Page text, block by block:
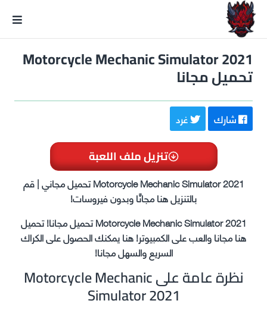
Motorcycle Mechanic Simulator 2021
تحميل مجانا
شارك غرد
تنزيل ملف اللعبة
Motorcycle Mechanic Simulator 2021 تحميل مجاني | قم
بالتنزيل هنا مجانًا وبدون فيروسات!
Motorcycle Mechanic Simulator 2021 تحميل مجانا! تحميل
هنا مجانا والعب على الكمبيوتر! هنا يمكنك الحصول على الكراك
السريع والسهل مجانا!
نظرة عامة على Motorcycle Mechanic
Simulator 2021